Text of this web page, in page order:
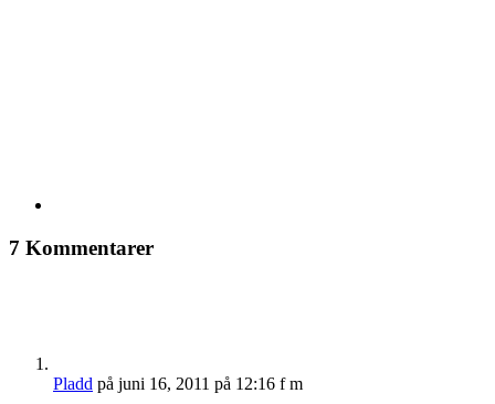
7 Kommentarer
Pladd på juni 16, 2011 på 12:16 f m